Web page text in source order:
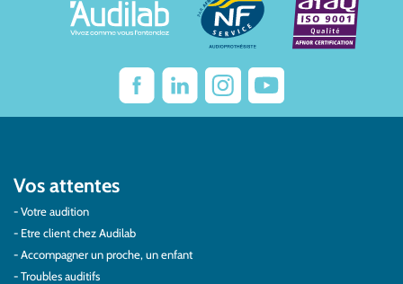
Vos attentes
Votre audition
Etre client chez Audilab
Accompagner un proche, un enfant
Troubles auditifs